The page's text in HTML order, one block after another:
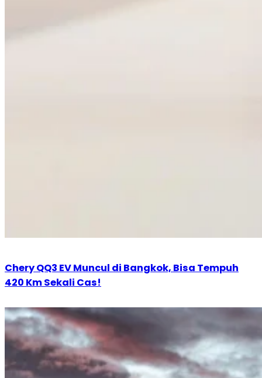
Chery QQ3 EV Muncul di Bangkok, Bisa Tempuh
420 Km Sekali Cas!